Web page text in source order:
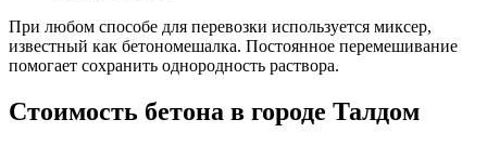
При любом способе для перевозки используется миксер,
известный как бетономешалка. Постоянное перемешивание
помогает сохранить однородность раствора.
Стоимость бетона в городе Талдом